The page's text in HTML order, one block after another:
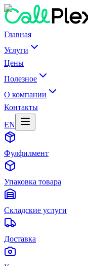
Главная
Услуги
Цены
Полезное
О компании
Контакты
EN
Фулфилмент
Упаковка товара
Складские услуги
Доставка